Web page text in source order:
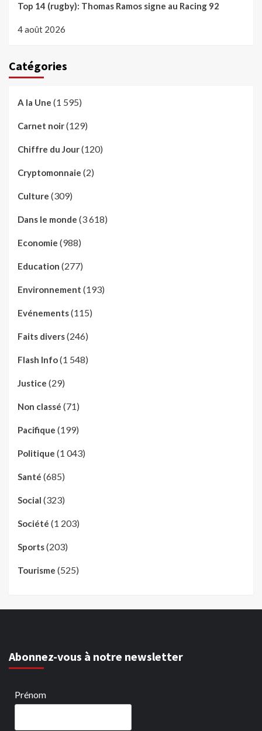
Top 14 (rugby): Thomas Ramos signe au Racing 92
4 août 2026
Catégories
A la Une (1 595)
Carnet noir(129)
Chiffre du Jour(120)
Cryptomonnaie (2)
Culture (309)
Dans le monde (3 618)
Economie (988)
Education (277)
Environnement (193)
Evénements(115)
Faits divers(246)
Flash Info(1 548)
Justice (29)
Non classé (71)
Pacifique (199)
Politique (1 043)
Santé (685)
Social (323)
Société (1 203)
Sports(203)
Tourisme (525)
Abonnez-vous à notre newsletter
Prénom